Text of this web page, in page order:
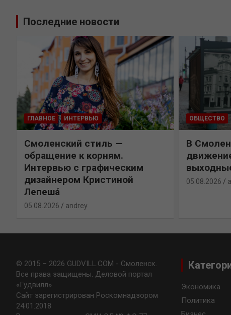
Последние новости
ГЛАВНОЕ ИНТЕРВЬЮ
Смоленский стиль —
обращение к корням.
Интервью с графическим
дизайнером Кристиной
Лепешá
05.08.2026 andrey
ОБЩЕСТВО
В
05.08.2026
© 2015 – 2026 GUDVILL.COM - Смоленск.
Все права защищены. Деловой портал
«Гудвилл»
Сайт зарегистрирован Роскомнадзором
24.01.2018
Экономика
Политика